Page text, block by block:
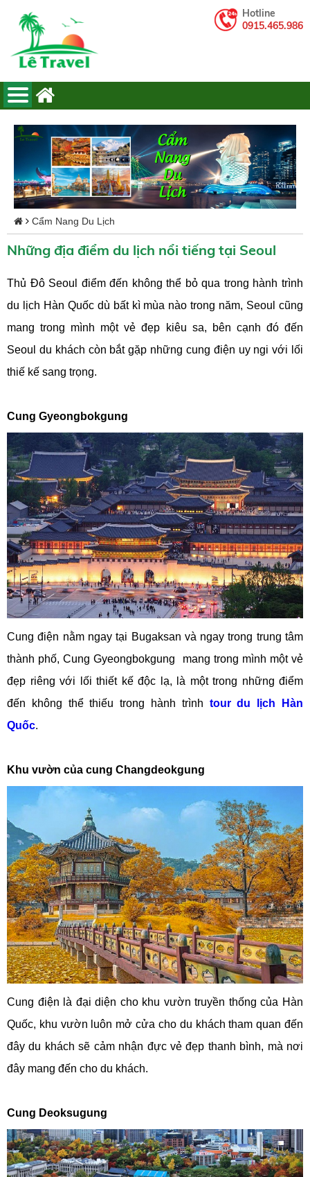
Hotline
0915.465.986
Cẩm Nang Du Lịch
Những địa điểm du lịch nổi tiếng tại Seoul
Thủ Đô Seoul điểm đến không thể bỏ qua trong hành trình
du lịch Hàn Quốc dù bất kì mùa nào trong năm, Seoul cũng
mang trong mình một vẻ đẹp kiêu sa, bên cạnh đó đến
Seoul du khách còn bắt gặp những cung điện uy ngi với lối
thiế kế sang trọng.
Cung Gyeongbokgung
Cung điện nằm ngay tại Bugaksan và ngay trong trung tâm
thành phố, Cung Gyeongbokgung mang trong mình một vẻ
đẹp riêng với lối thiết kế độc lạ, là một trong những điểm
đến không thể thiếu trong hành trình tour du lịch Hàn
Quốc.
Khu vườn của cung Changdeokgung
Cung điện là đại diện cho khu vườn truyền thống của Hàn
Quốc, khu vườn luôn mở cửa cho du khách tham quan đến
đây du khách sẽ cảm nhận đực vẻ đẹp thanh bình, mà nơi
đây mang đến cho du khách.
Cung Deoksugung